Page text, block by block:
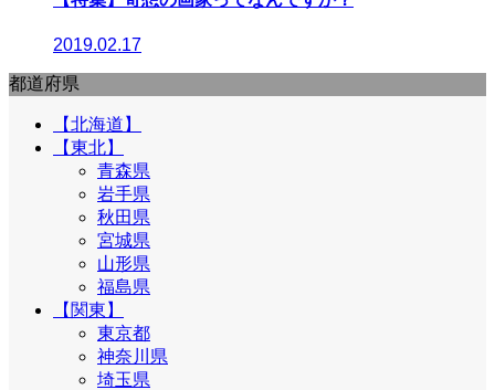
2019.02.17
都道府県
【北海道】
【東北】
青森県
岩手県
秋田県
宮城県
山形県
福島県
【関東】
東京都
神奈川県
埼玉県